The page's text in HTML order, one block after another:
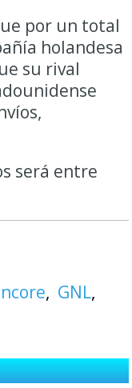
por un total
holandesa
su rival
será entre
GNL